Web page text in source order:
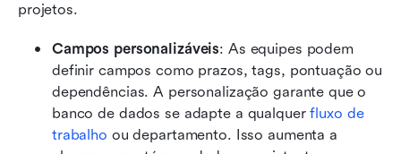
projetos.
Campos personalizáveis: As equipes podem
definir campos como prazos, tags, pontuação ou
dependências. A personalização garante que o
banco de dados se adapte a qualquer fluxo de
trabalho ou departamento. Isso aumenta a